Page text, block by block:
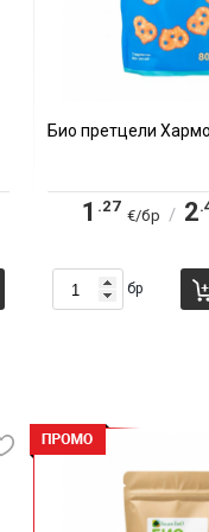
Био претцели
1 .27
€/бр / 2
бр